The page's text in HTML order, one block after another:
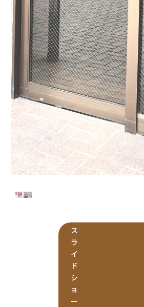
ス
ラ
イ
ド
シ
ョ
ー